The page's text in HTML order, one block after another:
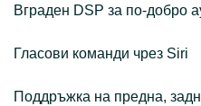
Вграден DSP за по-добро
Гласови команди чрез Siri
Поддръжка на предна,